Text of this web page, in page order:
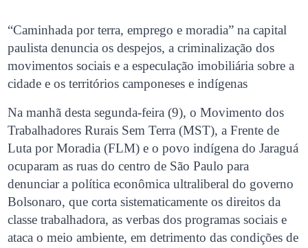
“Caminhada por terra, emprego e moradia” na capital
paulista denuncia os despejos, a criminalização dos
movimentos sociais e a especulação imobiliária sobre a
cidade e os territórios camponeses e indígenas
Na manhã desta segunda-feira (9), o Movimento dos
Trabalhadores Rurais Sem Terra (MST), a Frente de
Luta por Moradia (FLM) e o povo indígena do Jaraguá
ocuparam as ruas do centro de São Paulo para
denunciar a política econômica ultraliberal do governo
Bolsonaro, que corta sistematicamente os direitos da
classe trabalhadora, as verbas dos programas sociais e
ataca o meio ambiente, em detrimento das condições de